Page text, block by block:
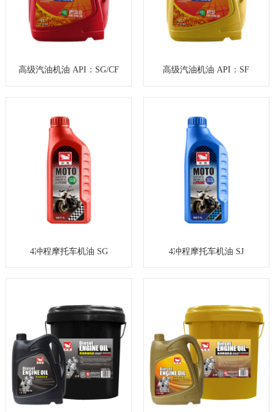
高级汽油机油 API：SG/CF 高级汽油机油 API：SF
4冲程摩托车机油 SG 4冲程摩托车机油 SJ